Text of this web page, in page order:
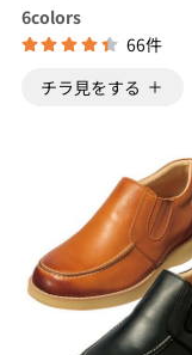
6colors
66件
チラ見をする